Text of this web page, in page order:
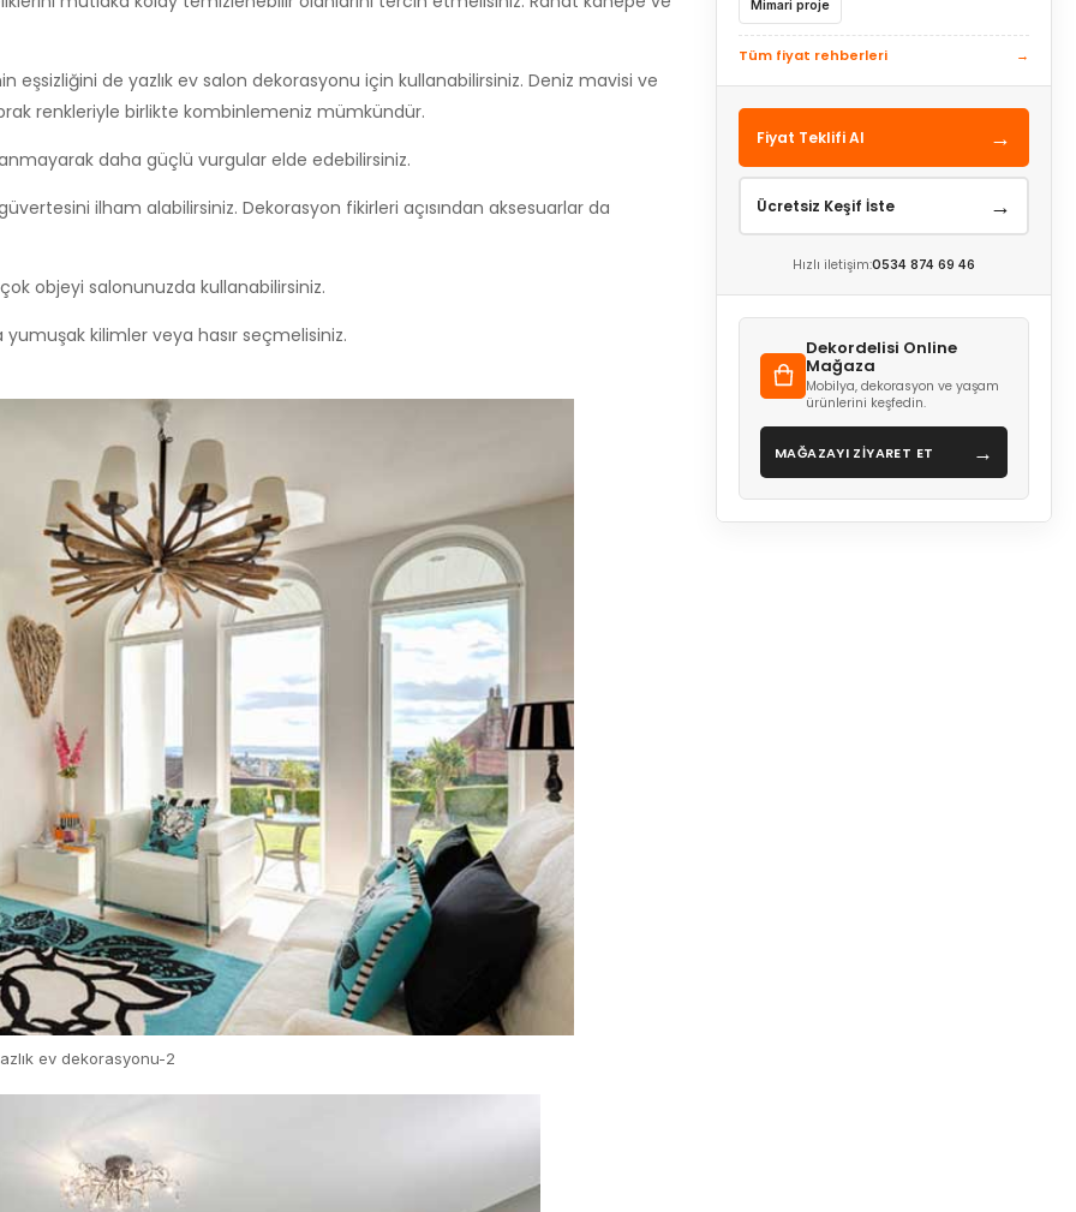
Mimari proje
Tüm fiyat rehberleri →
Fiyat Teklifi Al →
Ücretsiz Keşif İste →
Hızlı iletişim:0534 874 69 46
Dekordelisi Online
Mağaza
Mobilya, dekorasyon ve yaşam
ürünlerini keşfedin.
MAĞAZAYI ZİYARET ET →
eşsizliğini de yazlık ev salon dekorasyonu için kullanabilirsiniz. Deniz mavisi ve
renkleriyle birlikte kombinlemeniz mümkündür.
daha güçlü vurgular elde edebilirsiniz.
ilham alabilirsiniz. Dekorasyon fikirleri açısından aksesuarlar da
objeyi salonunuzda kullanabilirsiniz.
kilimler veya hasır seçmelisiniz.
ev dekorasyonu-2